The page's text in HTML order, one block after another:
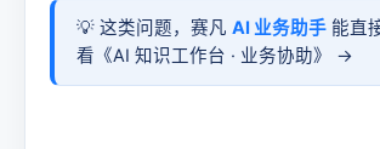
💡 这类问题，赛凡 AI 业务助手 能直
看《AI 知识工作台 · 业务协助》 →